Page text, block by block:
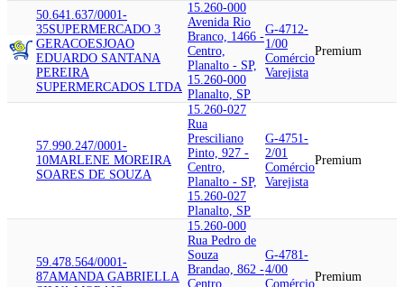
50.641.637/0001-
35SUPERMERCADO 3
GERACOESJOAO
EDUARDO SANTANA
PEREIRA
SUPERMERCADOS LTDA
15.260-000
Avenida Rio
Branco, 1466 -
Centro,
Planalto - SP,
15.260-000
Planalto, SP
G-4712-
1/00
Comércio
Varejista
Premium
57.990.247/0001-
10MARLENE MOREIRA
SOARES DE SOUZA
15.260-027
Rua
Presciliano
Pinto, 927 -
Centro,
Planalto - SP,
15.260-027
Planalto, SP
G-4751-
2/01
Comércio
Varejista
Premium
59.478.564/0001-
87AMANDA GABRIELLA
15.260-000
Rua Pedro de
Souza
Brandao, 862 -
Centro,
G-4781-
4/00
Comércio
Premium